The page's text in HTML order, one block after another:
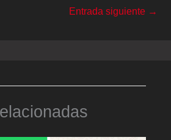
Entrada siguiente →